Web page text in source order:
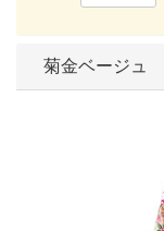
菊金ベージュ